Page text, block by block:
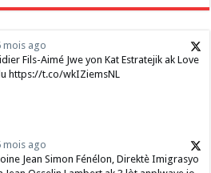
mois ago
Fils-Aimé Jwe yon Kat Estratejik ak Love
https://t.co/wkIZiemsNL
mois ago
Jean Simon Fénélon, Direktè Imigrasyo